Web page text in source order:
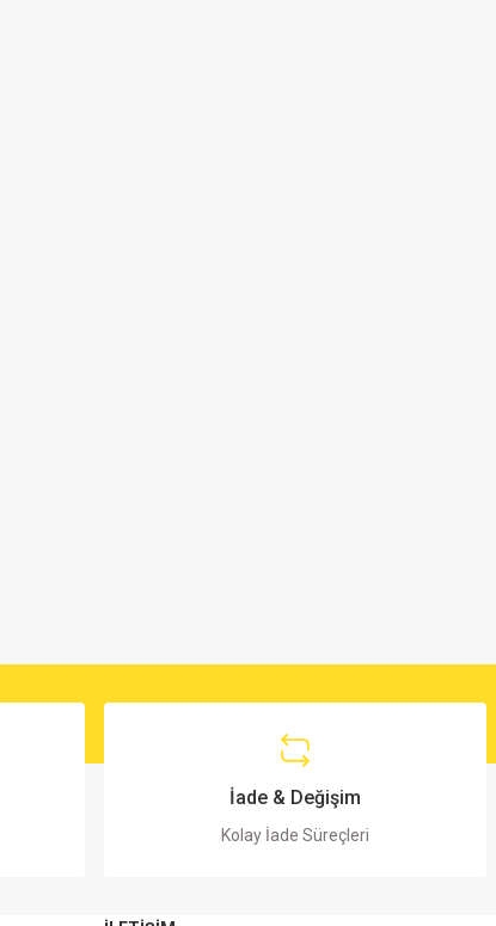
İade & Değişim
Kolay İade Süreçleri